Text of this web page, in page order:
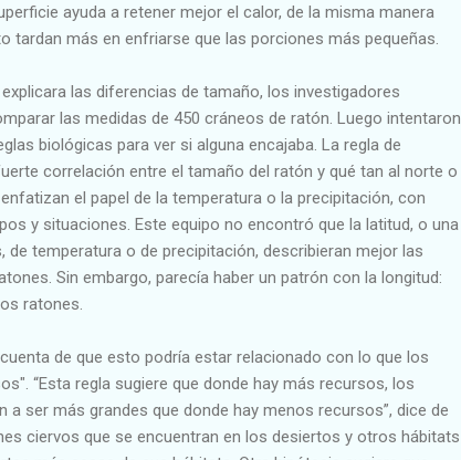
ayuda a retener mejor el calor, de la misma manera
tardan más en enfriarse que las porciones más pequeñas.
las diferencias de tamaño, los investigadores
las medidas de 450 cráneos de ratón. Luego intentaron
biológicas para ver si alguna encajaba. La regla de
correlación entre el tamaño del ratón y qué tan al norte o
el papel de la temperatura o la precipitación, con
y situaciones. Este equipo no encontró que la latitud, o una
temperatura o de precipitación, describieran mejor las
Sin embargo, parecía haber un patrón con la longitud:
ratones.
de que esto podría estar relacionado con lo que los
“Esta regla sugiere que donde hay más recursos, los
a ser más grandes que donde hay menos recursos”, dice de
ciervos que se encuentran en los desiertos y otros hábitats